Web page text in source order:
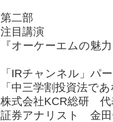
第二部
注目講演
『オーケーエムの魅
「IRチャンネル」パ
「中三学割投資法で
株式会社KCR総研 代
証券アナリスト 金